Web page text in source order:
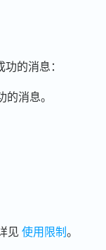
的消息：
的消息。
见使用限制。